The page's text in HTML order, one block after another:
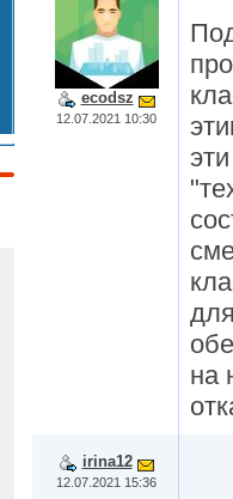
ecodsz
12.07.2021 10:30
на
irina12
12.07.2021 15:36